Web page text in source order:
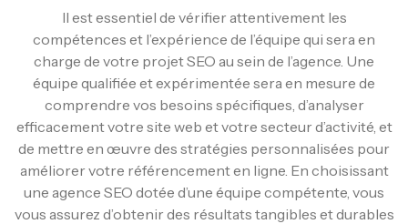
Il est essentiel de vérifier attentivement les
compétences et l’expérience de l’équipe qui sera en
charge de votre projet SEO au sein de l’agence. Une
équipe qualifiée et expérimentée sera en mesure de
comprendre vos besoins spécifiques, d’analyser
efficacement votre site web et votre secteur d’activité, et
de mettre en œuvre des stratégies personnalisées pour
améliorer votre référencement en ligne. En choisissant
une agence SEO dotée d’une équipe compétente, vous
vous assurez d’obtenir des résultats tangibles et durables